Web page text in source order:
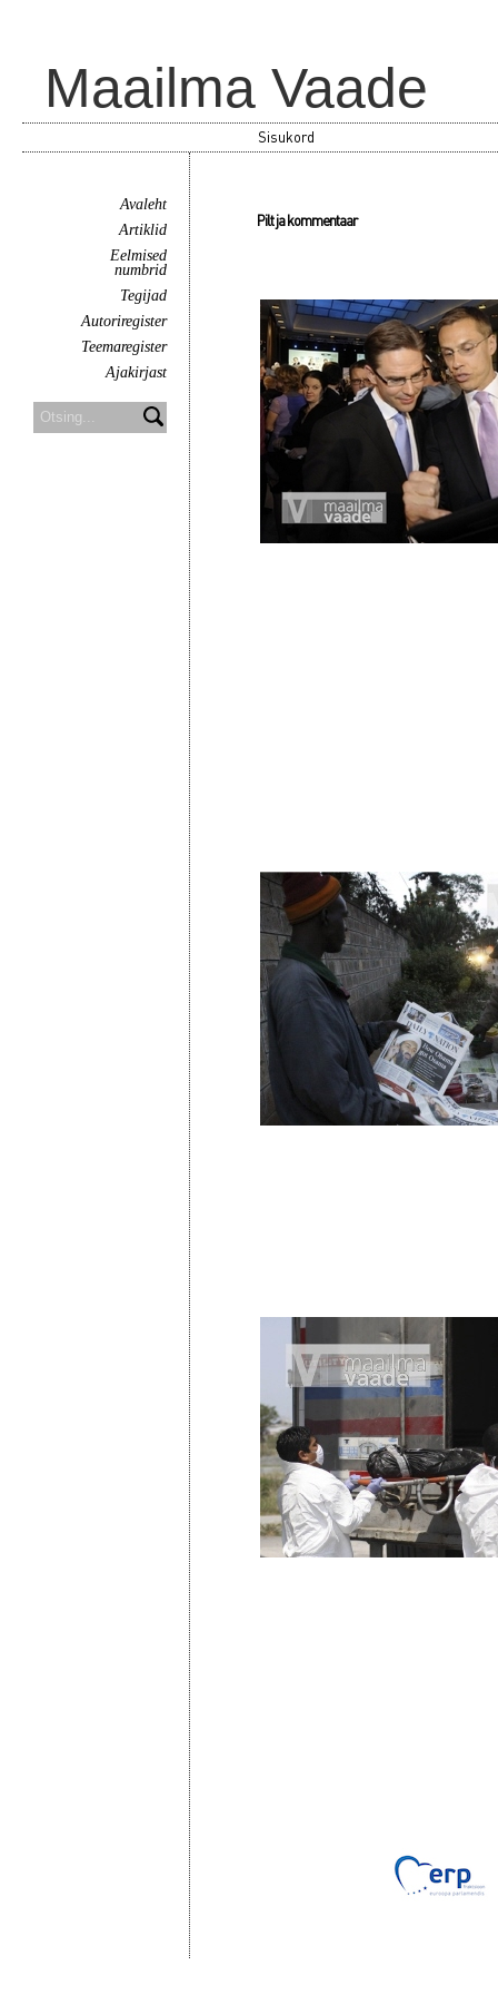
Maailma Vaade
Sisukord
Avaleht
Artiklid
Eelmised
numbrid
Tegijad
Autoriregister
Teemaregister
Ajakirjast
Pilt ja kommentaar